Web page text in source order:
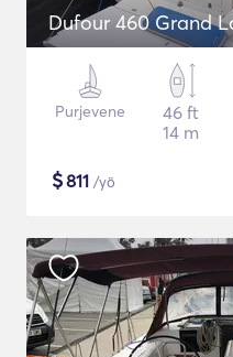
Dufour 460 Grand
Purjevene
46 ft
14 m
$811 /yö